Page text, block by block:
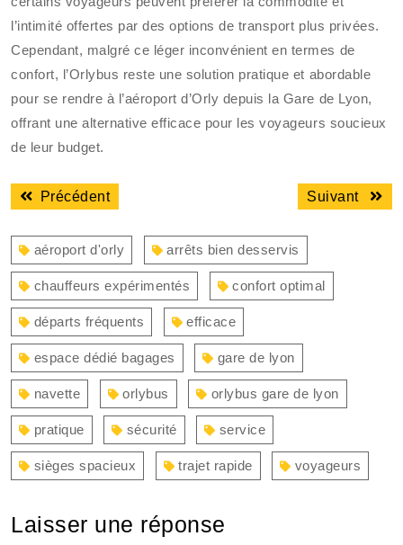
l’intimité offertes par des options de transport plus privées.
Cependant, malgré ce léger inconvénient en termes de
confort, l’Orlybus reste une solution pratique et abordable
pour se rendre à l’aéroport d’Orly depuis la Gare de Lyon,
offrant une alternative efficace pour les voyageurs soucieux
de leur budget.
Navigation
de
l’article
PrécédentArticle
:
Suivant
aéroport d'orly arrêts bien desservis
chauffeurs expérimentés confort optimal
départs fréquents efficace
espace dédié bagages gare de lyon
navette orlybus orlybus gare de lyon
pratique sécurité service
sièges spacieux trajet rapide voyageurs
Laisser une réponse